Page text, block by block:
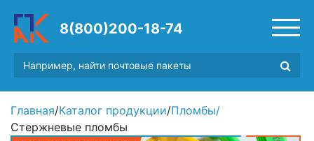
8(800)200-18-74
Главная/Каталог продукции/Пломбы/
Стержневые пломбы